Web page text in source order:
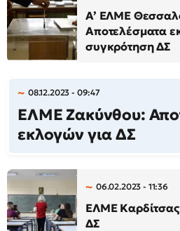
A’ ΕΛΜΕ
Αποτελέσματα
συγκρότηση ΔΣ
08.12.2023 - 09:47
ΕΛΜΕ Ζακύνθου:
εκλογών για ΔΣ
06.02.2023 - 11:36
ΕΛΜΕ
ΔΣ